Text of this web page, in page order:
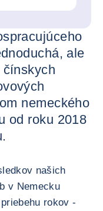
ale
nemeckého
od roku 2018
našich
v Nemecku
rokov -